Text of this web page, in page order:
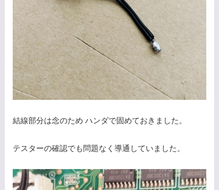
結線部分は念のため ハンダで固めておきました。
テスターの確認でも問題なく導通していました。